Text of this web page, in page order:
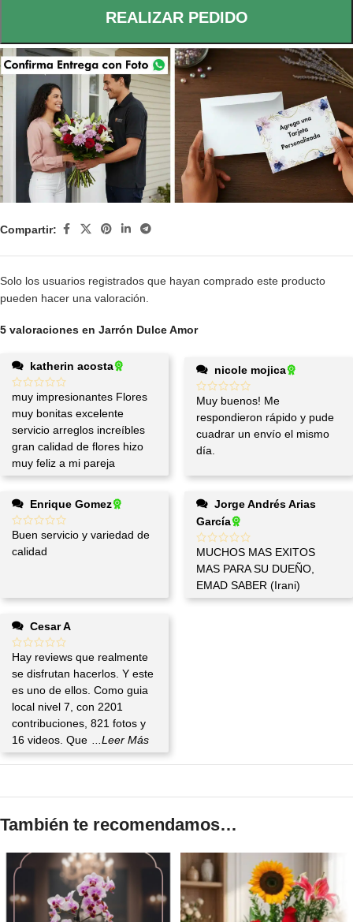
REALIZAR PEDIDO
Compartir:
5 valoraciones en Jarrón Dulce Amor
katherin acosta
muy impresionantes Flores
muy bonitas excelente
servicio arreglos increíbles
gran calidad de flores hizo
muy feliz a mi pareja
nicole mojica
Muy buenos! Me
respondieron rápido y pude
cuadrar un envío el mismo
día.
Enrique Gomez
Buen servicio y variedad de
calidad
García
MUCHOS MAS EXITOS
MAS PARA SU DUEÑO,
EMAD SABER (Irani)
Cesar A
Hay reviews que realmente
se disfrutan hacerlos. Y este
es uno de ellos. Como guia
local nivel 7, con 2201
contribuciones, 821 fotos y
16 videos. Que
...Leer Más
Solo los usuarios registrados que hayan comprado este producto
pueden hacer una valoración.
También te recomendamos…